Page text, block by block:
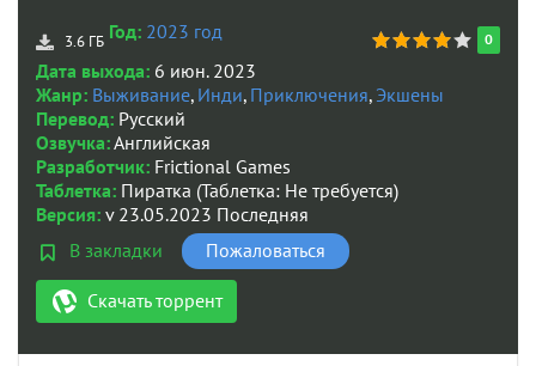
0
3.6 ГБ Год: 2023 год
Дата выхода: 6 июн. 2023
Жанр: Выживание, Инди, Приключения, Экшены
Перевод: Русский
Озвучка:Английская
Разработчик: Frictional Games
Таблетка: Пиратка (Таблетка: Не требуется)
Версия: v 23.05.2023 Последняя
В закладки
Пожаловаться
Скачать торрент